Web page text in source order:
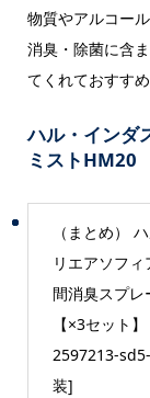
物質やアルコー
消臭・除菌に含
てくれておすすめ
ハル・インダ
ミストHM20
（まとめ）
リエアソフ
間消臭スプ
【×3セット
2597213-
装]